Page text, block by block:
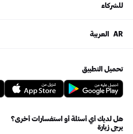
للشركاء
AR العربية
تحميل التطبيق
هل لديك أي أسئلة أو استفسارات أخرى؟
يرجى زيارة